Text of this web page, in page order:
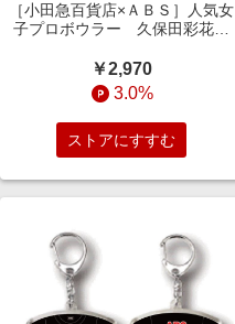
［小田急百貨店×ＡＢＳ］人気女
子プロボウラー 久保田彩花
￥2,970
3.0%
ストアにすすむ